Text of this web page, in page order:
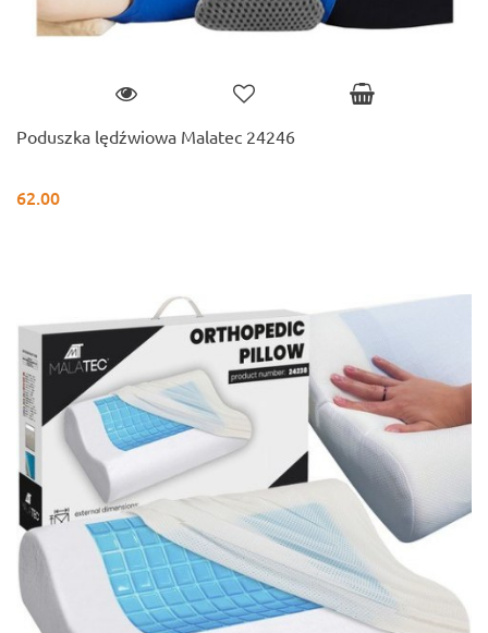
Poduszka lędźwiowa Malatec 24246
62.00